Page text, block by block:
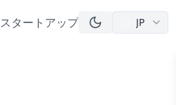
スタートアップ JP